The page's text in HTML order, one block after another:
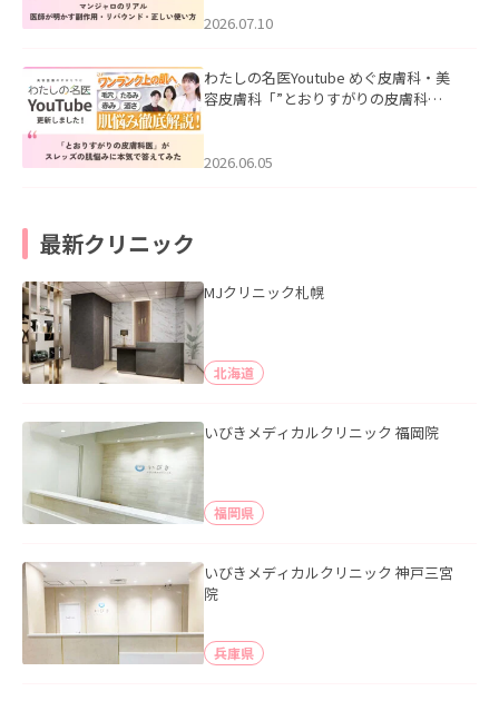
た。
2026.07.10
わたしの名医Youtube めぐ皮膚科・美
容皮膚科「”とおりすがりの皮膚科
2026.06.05
最新クリニック
MJクリニック札幌
北海道
いびきメディカルクリニック 福岡院
福岡県
いびきメディカルクリニック 神戸三宮
院
兵庫県